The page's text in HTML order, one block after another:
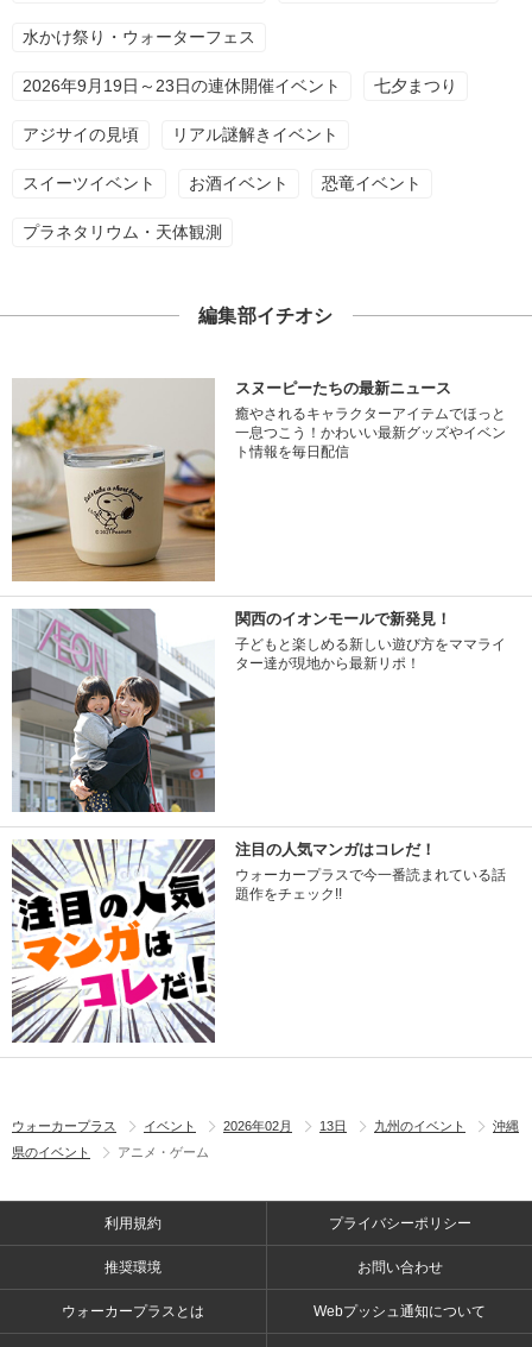
水かけ祭り・ウォーターフェス
2026年9月19日～23日の連休開催イベント 七夕まつり
アジサイの見頃 リアル謎解きイベント
スイーツイベント お酒イベント 恐竜イベント
プラネタリウム・天体観測
編集部イチオシ
スヌーピーたちの最新ニュース
癒やされるキャラクターアイテムでほっと
一息つこう！かわいい最新グッズやイベン
ト情報を毎日配信
関西のイオンモールで新発見！
子どもと楽しめる新しい遊び方をママライ
ター達が現地から最新リポ！
注目の人気マンガはコレだ！
ウォーカープラスで今一番読まれている話
題作をチェック!!
ウォーカープラス イベント 2026年02月 13日 九州のイベント
沖縄
県のイベント
アニメ・ゲーム
利用規約 プライバシーポリシー
推奨環境 お問い合わせ
ウォーカープラスとは Webプッシュ通知について